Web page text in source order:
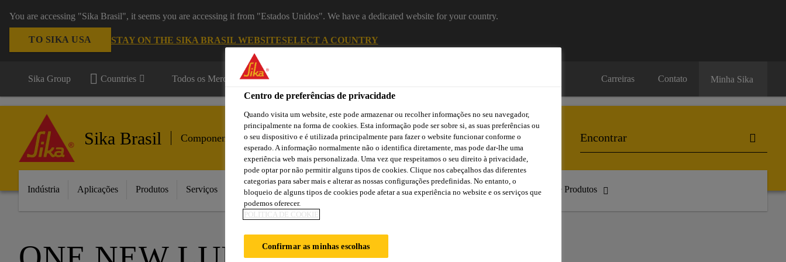
You are accessing "Sika Brasil", it seems you are accessing it from "Estados Unidos". We have a dedicated website for your country.
TO SIKA USA STAY ON THE SIKA BRASIL WEBSITESELECT A COUNTRY
Sika Group Countries Todos os Mercados Carreiras Contato Minha Sika
Sika Brasil Componentes para Construção
Indústria Aplicações Produtos Serviços Inovação Atendimento Técnico Indústria Centro de Downloads Catálogo de Produtos
Centro de preferências de privacidade
Quando visita um website, este pode armazenar ou recolher informações no seu navegador,
principalmente na forma de cookies. Esta informação pode ser sobre si, as suas preferências ou
o seu dispositivo e é utilizada principalmente para fazer o website funcionar conforme o
esperado. A informação normalmente não o identifica diretamente, mas pode dar-lhe uma
experiência web mais personalizada. Uma vez que respeitamos o seu direito à privacidade,
pode optar por não permitir alguns tipos de cookies. Clique nos cabeçalhos das diferentes
categorias para saber mais e alterar as nossas configurações predefinidas. No entanto, o
bloqueio de alguns tipos de cookies pode afetar a sua experiência no website e os serviços que
podemos oferecer.
POLÍTICA DE COOKIE
Confirmar as minhas escolhas